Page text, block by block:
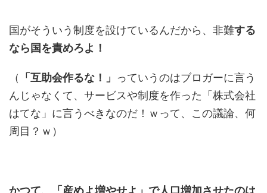
国がそういう制度を設けているんだから、非難する
なら国を責めろよ！
（ 「互助会作るな！」 っていうのはブロガーに言う
んじゃなくて、サービスや制度を作った「株式会社
はてな」に言うべきなのだ！ｗって、この議論、何
周目？ｗ）
かつて、「産めよ増やせよ」で人口増加させたのは